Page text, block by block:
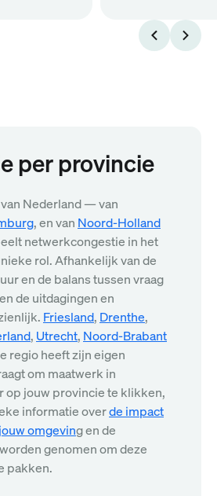
per provincie
Nederland — van
, en van Noord-Holland
netwerkcongestie in het
rol. Afhankelijk van de
en de balans tussen vraag
de uitdagingen en
Friesland, Drenthe,
, Utrecht, Noord-Brabant
regio heeft zijn eigen
om maatwerk in
op jouw provincie te klikken,
informatie overde impact
omgeving en de
genomen om deze
pakken.